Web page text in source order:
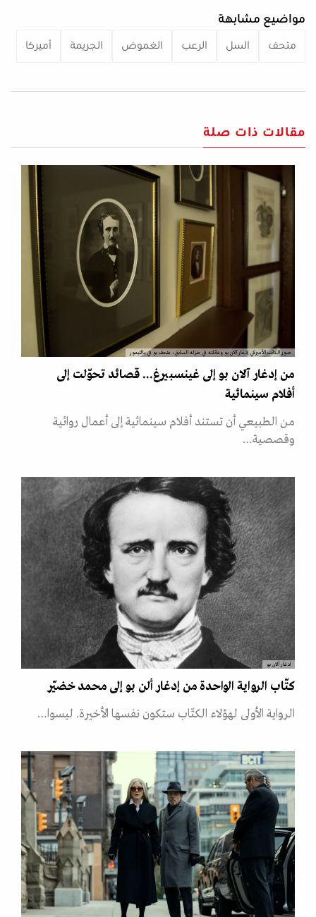
مواضيع مشابهة
متحف السل الرعب الغموض الجريمة أميركا
مقالات ذات صلة
صور الكاتب الأميركي إدغار آلان بو وعائلته في منزله السابق، متحف بو في بالتيمور
من إدغار آلان بو إلى غينسبيرغ... قصائد تحوّلت إلى
أفلام سينمائية
من الطبيعي أن تستند أفلام سينمائية إلى أعمال روائية
وقصصية…
ادغار ألان بو
كتّاب الرواية الواحدة من إدغار ألن بو إلى محمد خضيّر
الرواية الأولى لهؤلاء الكتّاب ستكون نفسها الأخيرة. ليسوا…